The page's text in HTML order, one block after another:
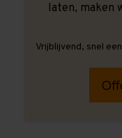
laten, maken
Vrijblijvend, snel